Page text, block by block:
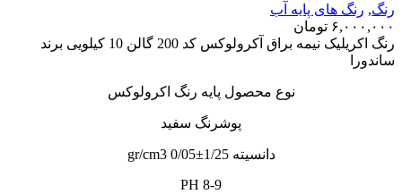
رنگ, رنگ‌ های پایه آب
۶,۰۰۰,۰۰۰ تومان
رنگ اکریلیک نیمه براق آکرولوکس کد 200 گالن 10 کیلویی برند
ساندورا
نوع محصول پایه رنگ اکرولوکس
پوشرنگ سفید
دانسیته 1/25±0/05 gr/cm3
PH 8-9